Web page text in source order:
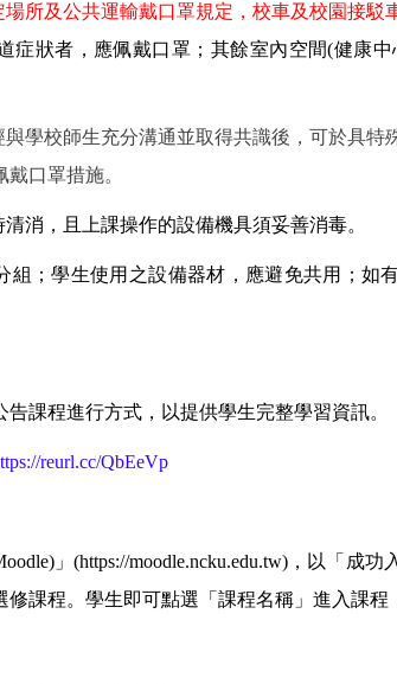
場所及公共運輸戴口罩規定，校車及校園接駁
症狀者，應佩戴口罩；其餘室內空間(健康
學校師生充分溝通並取得共識後，可於具特
口罩措施。
消，且上課操作的設備機具須妥善消毒。
組；學生使用之設備器材，應避免共用；如
課程進行方式，以提供學生完整學習資訊。
reurl.cc/QbEeVp
」(https://moodle.ncku.edu.tw)，以「成
修課程。學生即可點選「課程名稱」進入課程